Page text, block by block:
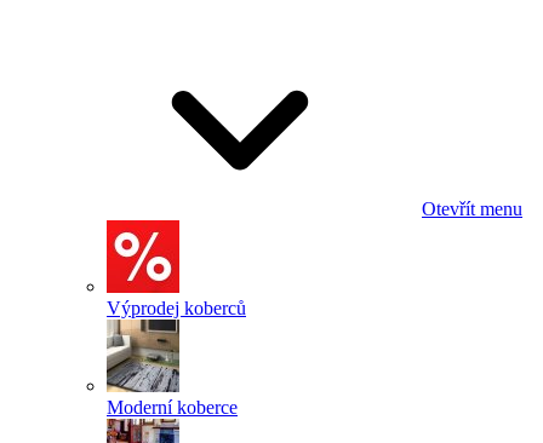
Otevřít menu
Výprodej koberců
Moderní koberce